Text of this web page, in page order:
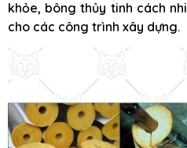
khỏe, bông thủy tinh cách
cho các công trình xây dựng.